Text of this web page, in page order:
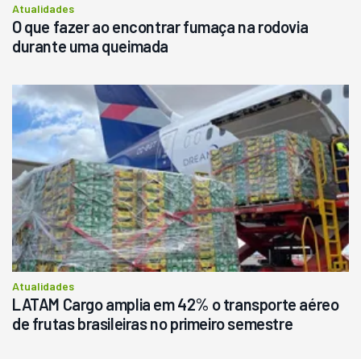
Atualidades
O que fazer ao encontrar fumaça na rodovia
durante uma queimada
Atualidades
LATAM Cargo amplia em 42% o transporte aéreo
de frutas brasileiras no primeiro semestre